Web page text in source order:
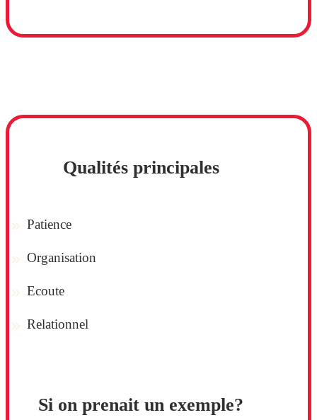
Qualités principales
Patience
Organisation
Ecoute
Relationnel
Si on prenait un exemple?